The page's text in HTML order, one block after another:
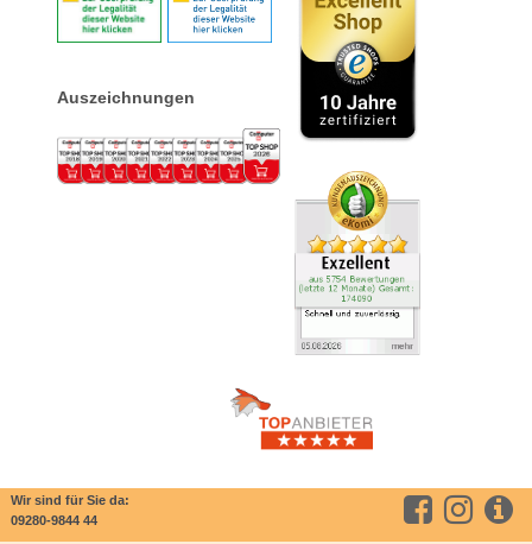
Auszeichnungen
Wir sind für Sie da:
09280-9844 44